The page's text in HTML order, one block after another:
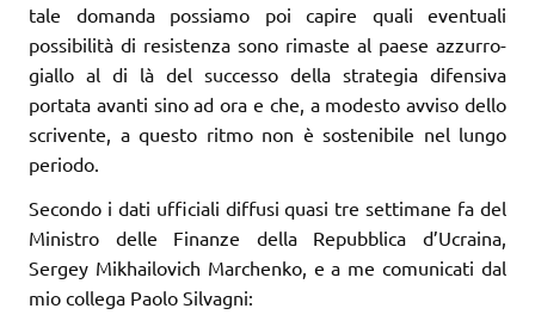
tale domanda possiamo poi capire quali eventuali
possibilità di resistenza sono rimaste al paese azzurro-
giallo al di là del successo della strategia difensiva
portata avanti sino ad ora e che, a modesto avviso dello
scrivente, a questo ritmo non è sostenibile nel lungo
periodo.
Secondo i dati ufficiali diffusi quasi tre settimane fa del
Ministro delle Finanze della Repubblica d’Ucraina,
Sergey Mikhailovich Marchenko, e a me comunicati dal
mio collega Paolo Silvagni: